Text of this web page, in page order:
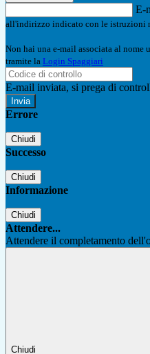
E-
all'indirizzo indicato con le istruzioni
Non hai una e-mail associata al nome
tramite la Login Spaggiari
E-mail inviata, si prega di
Errore
Chiudi
Successo
Chiudi
Informazione
Chiudi
Attendere...
Attendere il completamento
Chiudi